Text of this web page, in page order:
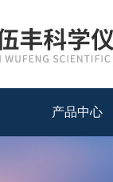
产品中心